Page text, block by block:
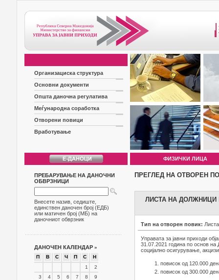
Организациска структура
Основни документи
Општа даночна регулатива
Меѓународна соработка
Отворени повици
Вработување
ФИЗИЧКИ ЛИЦА
ПРЕБАРУВАЊЕ НА ДАНОЧНИ
ОБВРЗНИЦИ
Внесете назив, седиште,
единствен даночен број (ЕДБ)
или матичен број (МБ) на
даночниот обврзник
ДАНОЧЕН КАЛЕНДАР »
П В С Ч П С
Н
1
2
3
4 5 6 7 8
9
ПРЕГЛЕД НА ОТВОРЕН
ЛИСТА НА ДОЛЖНИЦИ
Тип на отворен повик:
Управата за јавни приходи
31.07.2021 година по основ
социјално осигурување,
повисок од 120.000
повисок од 300.000